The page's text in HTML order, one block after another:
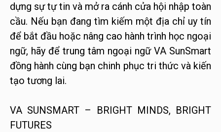
dựng sự tự tin và mở ra cánh cửa hội nhập toàn
cầu. Nếu bạn đang tìm kiếm một địa chỉ uy tín
để bắt đầu hoặc nâng cao hành trình học ngoại
ngữ, hãy để trung tâm ngoại ngữ VA SunSmart
đồng hành cùng bạn chinh phục tri thức và kiến
tạo tương lai.
VA SUNSMART – BRIGHT MINDS, BRIGHT
FUTURES